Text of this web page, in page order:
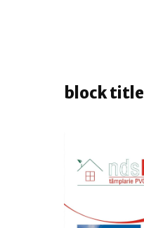
block title